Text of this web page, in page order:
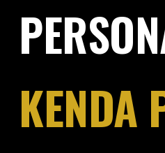
KENDA